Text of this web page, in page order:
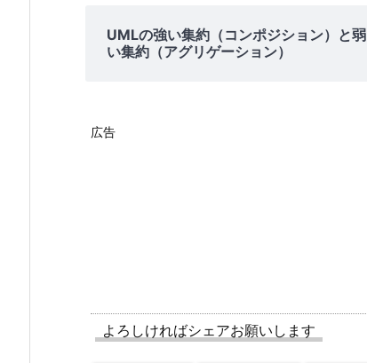
点
UMLの強い集約（コンポジション）と弱
い集約（アグリゲーション）
広告
よろしければシェアお願いします